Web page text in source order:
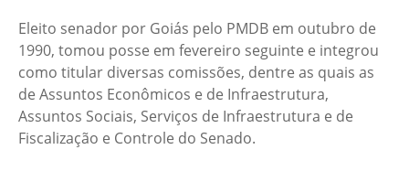
Eleito senador por Goiás pelo PMDB em outubro de
1990, tomou posse em fevereiro seguinte e integrou
como titular diversas comissões, dentre as quais as
de Assuntos Econômicos e de Infraestrutura,
Assuntos Sociais, Serviços de Infraestrutura e de
Fiscalização e Controle do Senado.